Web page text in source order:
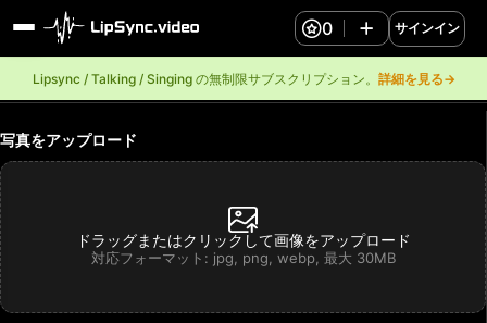
Lipsync / Talking / Singing の無制限サブスクリプション。 詳細を見る→
0 サインイン
写真をアップロード
ドラッグまたはクリックして画像をアップロード
対応フォーマット: jpg, png, webp, 最大 30MB